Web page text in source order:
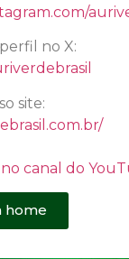
no X:
site:
canal do
home